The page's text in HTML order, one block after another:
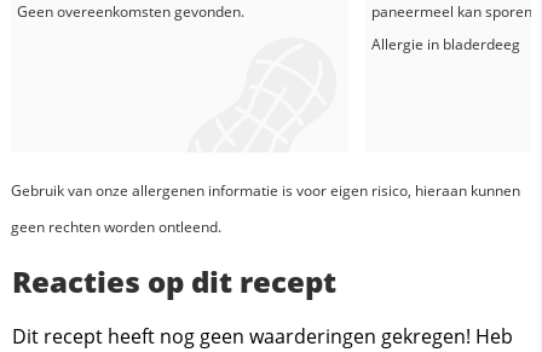
Geen overeenkomsten gevonden. paneermeel kan sporen
Allergie in bladerdeeg
Gebruik van onze allergenen informatie is voor eigen risico, hieraan kunnen
geen rechten worden ontleend.
Reacties op dit recept
Dit recept heeft nog geen waarderingen gekregen! Heb